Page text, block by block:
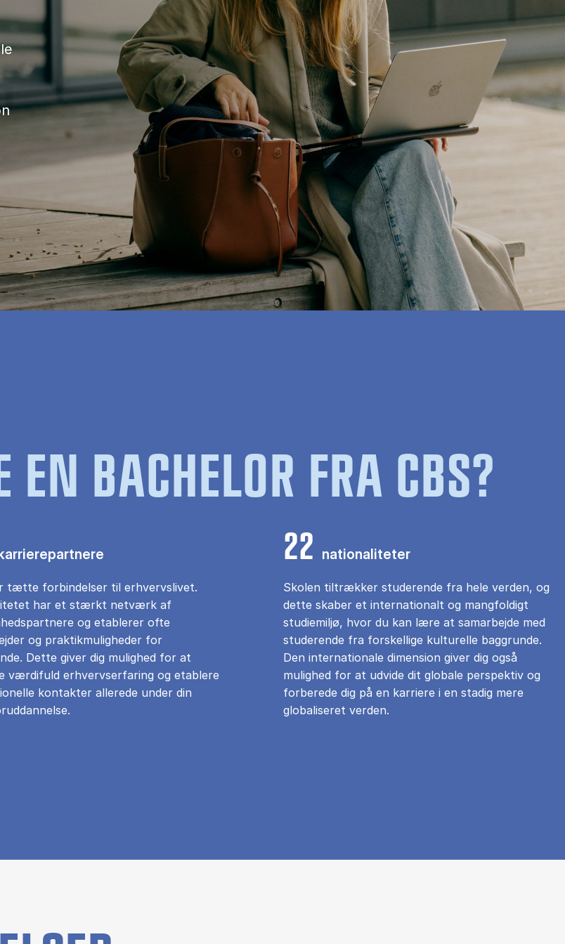
EN BACHELOR FRA CBS?
tætte forbindelser til erhvervslivet.
har et stærkt netværk af
og etablerer ofte
og praktikmuligheder for
Dette giver dig mulighed for at
værdifuld erhvervserfaring og etablere
kontakter allerede under din
22 nationaliteter
Skolen tiltrækker studerende fra hele verden, og
dette skaber et internationalt og mangfoldigt
studiemiljø, hvor du kan lære at samarbejde med
studerende fra forskellige kulturelle baggrunde.
Den internationale dimension giver dig også
mulighed for at udvide dit globale perspektiv og
forberede dig på en karriere i en stadig mere
globaliseret verden.